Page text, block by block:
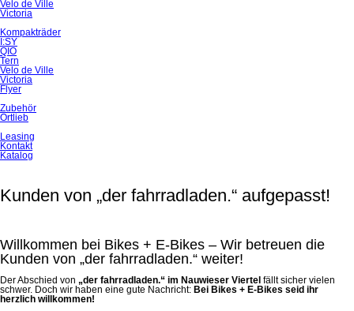
Velo de Ville
Victoria
Kompakträder
I:SY
QIO
Tern
Velo de Ville
Victoria
Flyer
Zubehör
Ortlieb
Leasing
Kontakt
Katalog
Kunden von „der fahrradladen.“ aufgepasst!
Willkommen bei Bikes + E-Bikes – Wir betreuen die
Kunden von „der fahrradladen.“ weiter!
Der Abschied von „der fahrradladen.“ im Nauwieser Viertel fällt sicher vielen
schwer. Doch wir haben eine gute Nachricht: Bei Bikes + E-Bikes seid ihr
herzlich willkommen!